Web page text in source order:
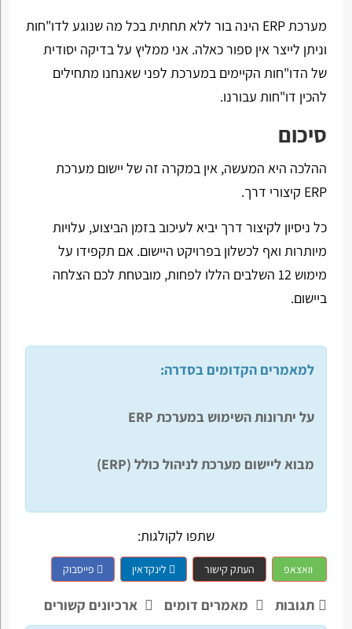
מערכת ERP הינה בור ללא תחתית בכל מה שנוגע לדו"חות
וניתן לייצר אין ספור כאלה. אני ממליץ על בדיקה יסודית
של הדו"חות הקיימים במערכת לפני שאנחנו מתחילים
להכין דו"חות עבורנו.
סיכום
ההלכה היא המעשה, אין במקרה זה של יישום מערכת
ERP קיצורי דרך.
כל ניסיון לקיצור דרך יביא לעיכוב בזמן הביצוע, עלויות
מיותרות ואף לכשלון בפרויקט היישום. אם תקפידו על
מימוש 12 השלבים הללו לפחות, מובטחת לכם הצלחה
ביישום.
למאמרים הקדומים בסדרה:
על יתרונות השימוש במערכת ERP
מבוא ליישום מערכת לניהול כולל (ERP)
שתפו לקולגות:
וואצאפ העתק קישור לינקדאין פייסבוק
תגובות מאמרים דומים ארכיונים קשורים